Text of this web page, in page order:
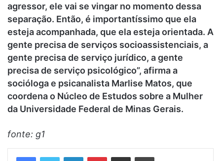
agressor, ele vai se vingar no momento dessa
separação. Então, é importantíssimo que ela
esteja acompanhada, que ela esteja orientada. A
gente precisa de serviços socioassistenciais, a
gente precisa de serviço jurídico, a gente
precisa de serviço psicológico”, afirma a
socióloga e psicanalista Marlise Matos, que
coordena o Núcleo de Estudos sobre a Mulher
da Universidade Federal de Minas Gerais.
fonte: g1
LinkedinPinterestCompartilhar via e-mail Imprimir